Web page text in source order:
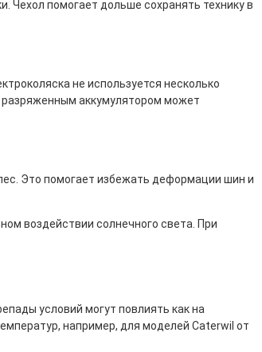
Чехол помогает дольше сохранять технику в
не используется несколько
разряженным аккумулятором может
Это помогает избежать деформации шин и
воздействии солнечного света. При
условий могут повлиять как на
например, для моделей Caterwil от